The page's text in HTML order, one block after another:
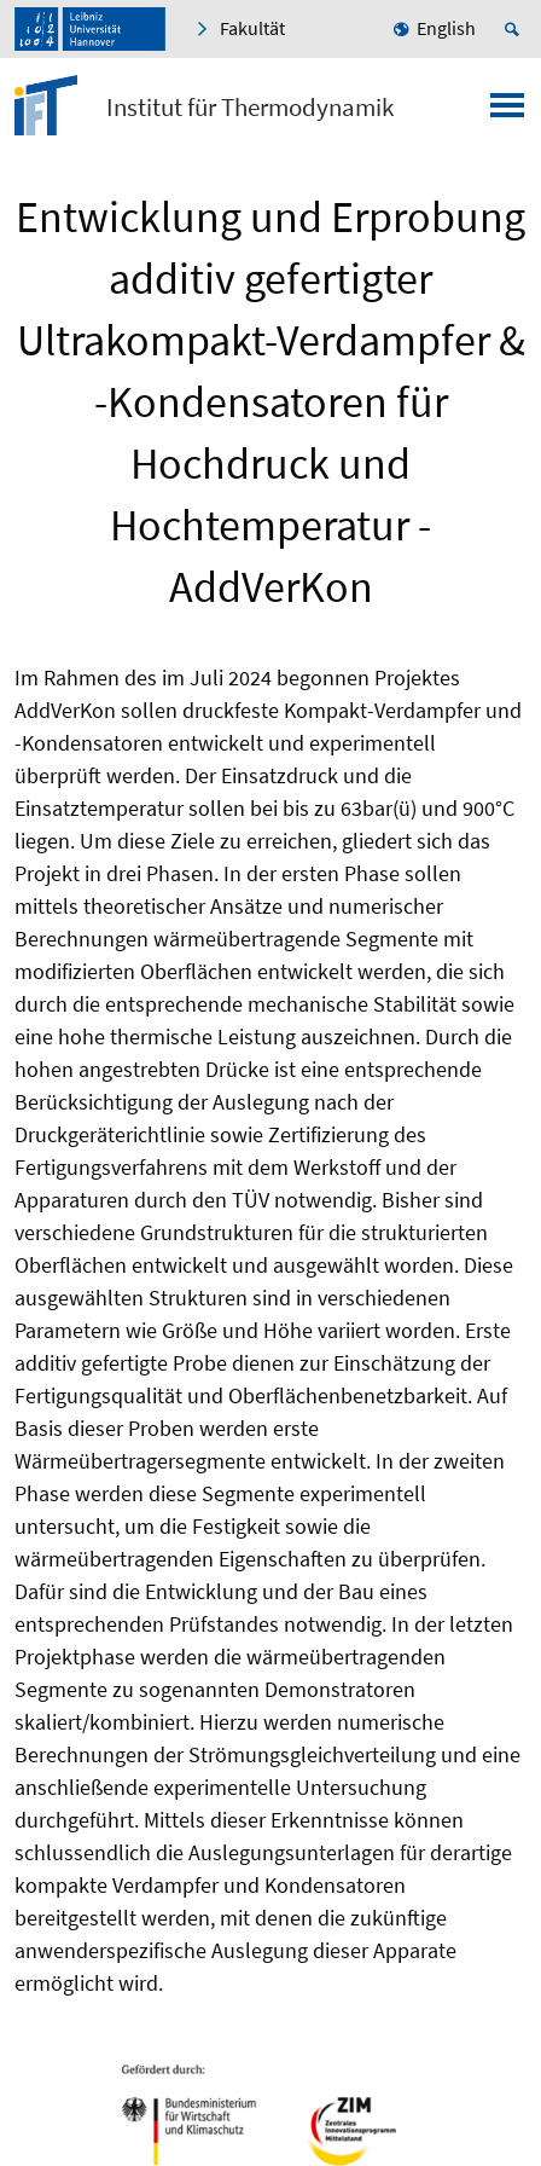
Fakultät English
Institut für Thermodynamik
Entwicklung und Erprobung
additiv gefertigter
Ultrakompakt-Verdampfer &
-Kondensatoren für
Hochdruck und
Hochtemperatur -
AddVerKon
Im Rahmen des im Juli 2024 begonnen Projektes
AddVerKon sollen druckfeste Kompakt-Verdampfer und
-Kondensatoren entwickelt und experimentell
überprüft werden. Der Einsatzdruck und die
Einsatztemperatur sollen bei bis zu 63bar(ü) und 900°C
liegen. Um diese Ziele zu erreichen, gliedert sich das
Projekt in drei Phasen. In der ersten Phase sollen
mittels theoretischer Ansätze und numerischer
Berechnungen wärmeübertragende Segmente mit
modifizierten Oberflächen entwickelt werden, die sich
durch die entsprechende mechanische Stabilität sowie
eine hohe thermische Leistung auszeichnen. Durch die
hohen angestrebten Drücke ist eine entsprechende
Berücksichtigung der Auslegung nach der
Druckgeräterichtlinie sowie Zertifizierung des
Fertigungsverfahrens mit dem Werkstoff und der
Apparaturen durch den TÜV notwendig. Bisher sind
verschiedene Grundstrukturen für die strukturierten
Oberflächen entwickelt und ausgewählt worden. Diese
ausgewählten Strukturen sind in verschiedenen
Parametern wie Größe und Höhe variiert worden. Erste
additiv gefertigte Probe dienen zur Einschätzung der
Fertigungsqualität und Oberflächenbenetzbarkeit. Auf
Basis dieser Proben werden erste
Wärmeübertragersegmente entwickelt. In der zweiten
Phase werden diese Segmente experimentell
untersucht, um die Festigkeit sowie die
wärmeübertragenden Eigenschaften zu überprüfen.
Dafür sind die Entwicklung und der Bau eines
entsprechenden Prüfstandes notwendig. In der letzten
Projektphase werden die wärmeübertragenden
Segmente zu sogenannten Demonstratoren
skaliert/kombiniert. Hierzu werden numerische
Berechnungen der Strömungsgleichverteilung und eine
anschließende experimentelle Untersuchung
durchgeführt. Mittels dieser Erkenntnisse können
schlussendlich die Auslegungsunterlagen für derartige
kompakte Verdampfer und Kondensatoren
bereitgestellt werden, mit denen die zukünftige
anwenderspezifische Auslegung dieser Apparate
ermöglicht wird.